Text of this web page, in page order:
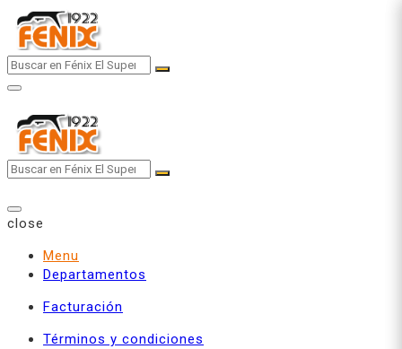
Skip
to
content
close
Menu
Departamentos
Facturación
Términos y condiciones